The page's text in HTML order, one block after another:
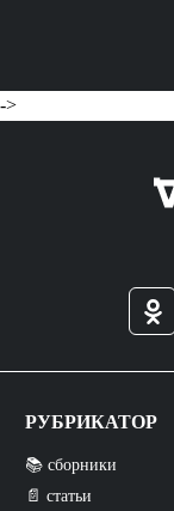
->
РУБРИКАТОР
📚 сборники
📄 статьи